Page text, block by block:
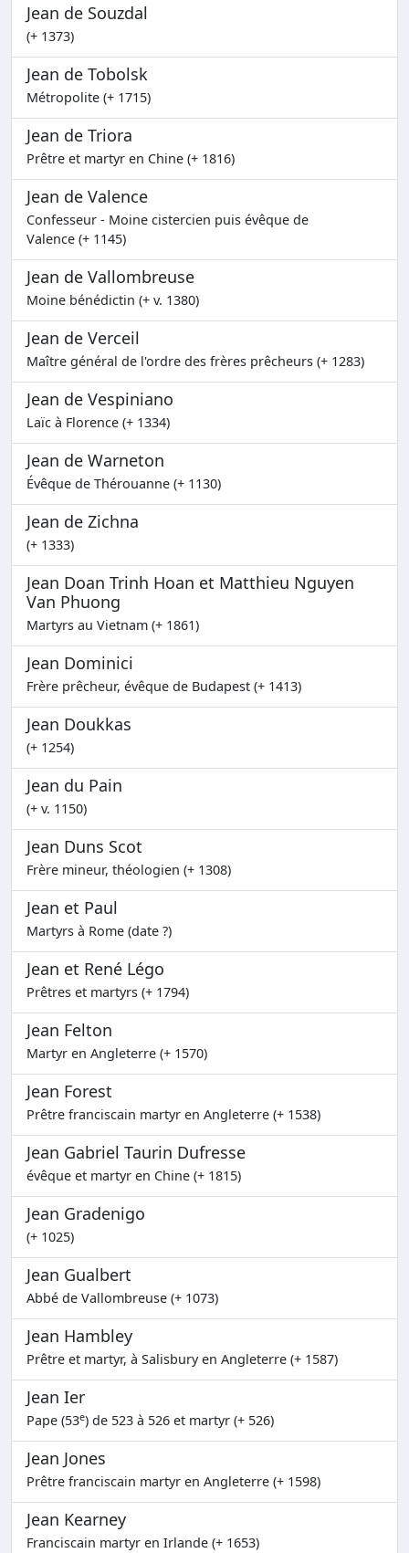
Jean de Souzdal
(+ 1373)
Jean de Tobolsk
Métropolite (+ 1715)
Jean de Triora
Prêtre et martyr en Chine (+ 1816)
Jean de Valence
Confesseur - Moine cistercien puis évêque de
Valence (+ 1145)
Jean de Vallombreuse
Moine bénédictin (+ v. 1380)
Jean de Verceil
Maître général de l'ordre des frères prêcheurs (+ 1283)
Jean de Vespiniano
Laïc à Florence (+ 1334)
Jean de Warneton
Évêque de Thérouanne (+ 1130)
Jean de Zichna
(+ 1333)
Jean Doan Trinh Hoan et Matthieu Nguyen
Van Phuong
Martyrs au Vietnam (+ 1861)
Jean Dominici
Frère prêcheur, évêque de Budapest (+ 1413)
Jean Doukkas
(+ 1254)
Jean du Pain
(+ v. 1150)
Jean Duns Scot
Frère mineur, théologien (+ 1308)
Jean et Paul
Martyrs à Rome (date ?)
Jean et René Légo
Prêtres et martyrs (+ 1794)
Jean Felton
Martyr en Angleterre (+ 1570)
Jean Forest
Prêtre franciscain martyr en Angleterre (+ 1538)
Jean Gabriel Taurin Dufresse
évêque et martyr en Chine (+ 1815)
Jean Gradenigo
(+ 1025)
Jean Gualbert
Abbé de Vallombreuse (+ 1073)
Jean Hambley
Prêtre et martyr, à Salisbury en Angleterre (+ 1587)
Jean Ier
Pape (53e) de 523 à 526 et martyr (+ 526)
Jean Jones
Prêtre franciscain martyr en Angleterre (+ 1598)
Jean Kearney
Franciscain martyr en Irlande (+ 1653)